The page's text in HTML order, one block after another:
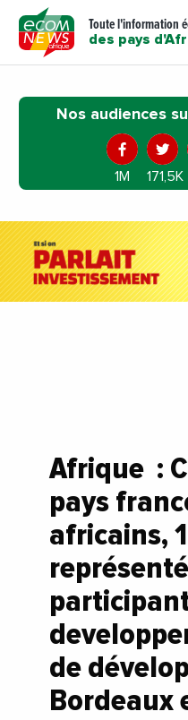
Toute l'information
des pays
Nos audiences
1M 171,5K
Afrique :
pays
africains,
de
Bordeaux